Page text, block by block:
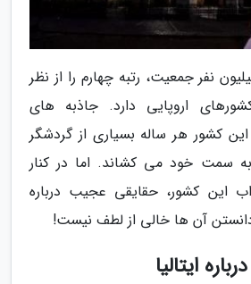
با داشتن 61 میلیون نفر جمعیت، رتبه چهارم را از نظر
اروپایی دارد. جاذبه های
کشور هر ساله بسیاری از گردشگر
سمت خود می کشاند. اما در کنار
این کشور، حقایقی عجیب درباره
دانستن آن ها خالی از لطف نیست!
ایتالیا